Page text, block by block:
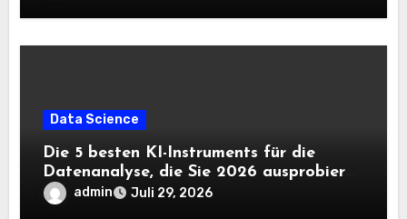
Data Science
Die 5 besten KI-Instruments für die
Datenanalyse, die Sie 2026 ausprobieren
solltenadmin Juli 29, 2026